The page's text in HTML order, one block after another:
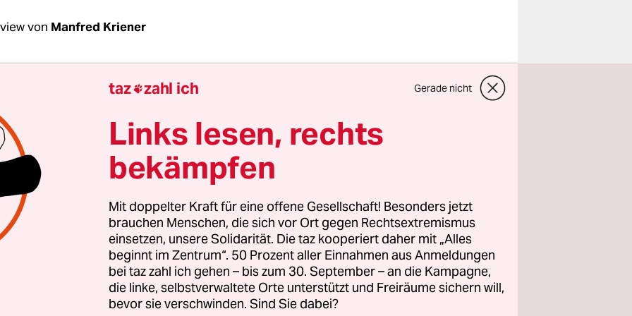
von Manfred Kriener
wir erleben einen dramatischen Verfall des Ölpreises,
von Monaten mehr als halbiert hat. Was sind die
ist ein ganzes Bündel an Ursachen. An erster Stelle
Investoren, die über viele Jahre riesige Summen in
Energiemärkte investiert haben und seit einigen
aus dem Öl, dem nach wie vor wichtigsten
weltweit. Das Ausmaß der Spekulation ist gewaltig. Man
das klarmachen: Früher entsprach der spekulative Handel
Menge des tatsächlichen Ölverbrauchs. Heute
so viel Öl gehandelt wie tatsächlich verbraucht wird.
taz zahl ich Gerade nicht
Links lesen, rechts
bekämpfen
Mit doppelter Kraft für eine offene Gesellschaft! Besonders jetzt
brauchen Menschen, die sich vor Ort gegen Rechtsextremismus
einsetzen, unsere Solidarität. Die taz kooperiert daher mit „Alles
beginnt im Zentrum“. 50 Prozent aller Einnahmen aus Anmeldungen
bei taz zahl ich gehen – bis zum 30. September – an die Kampagne,
die linke, selbstverwaltete Orte unterstützt und Freiräume sichern will,
bevor sie verschwinden. Sind Sie dabei?